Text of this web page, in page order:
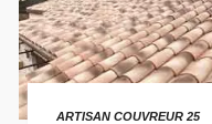
ARTISAN COUVREUR 25